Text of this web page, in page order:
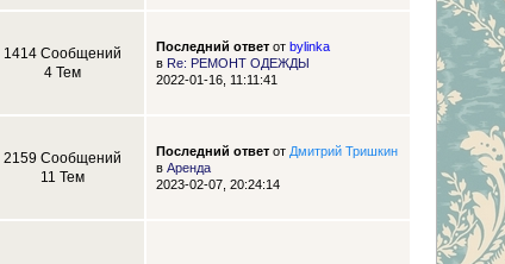
1414 Сообщений
4 Тем
Последний ответот bylinka
в Re: РЕМОНТ ОДЕЖДЫ
2022-01-16, 11:11:41
2159 Сообщений
11 Тем
Последний ответот Дмитрий Тришкин
в Аренда
2023-02-07, 20:24:14